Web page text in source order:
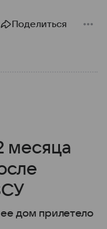
Поделиться
месяца
дом прилетело